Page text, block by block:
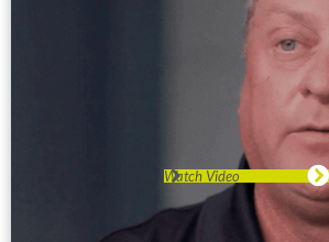
Watch Video